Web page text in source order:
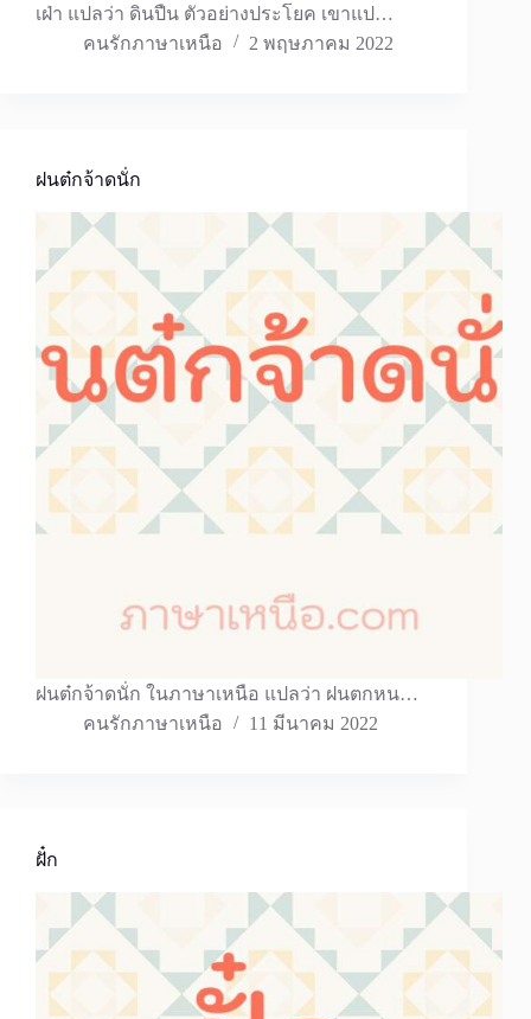
เฝ่า แปลว่า ดินปืน ตัวอย่างประโยค เขาแป…
คนรักภาษาเหนือ
2 พฤษภาคม 2022
ฝนต๋กจ้าดนั่ก
ฝนต๋กจ้าดนั่ก ในภาษาเหนือ แปลว่า ฝนตกหน…
คนรักภาษาเหนือ
11 มีนาคม 2022
ฝั๋ก